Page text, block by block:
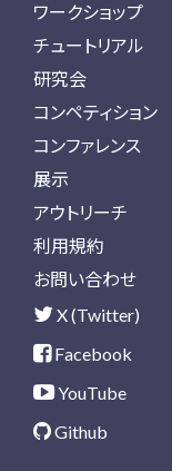
ワークショップ
チュートリアル
研究会
コンペティション
コンファレンス
展示
アウトリーチ
利用規約
お問い合わせ
X (Twitter)
Facebook
YouTube
Github